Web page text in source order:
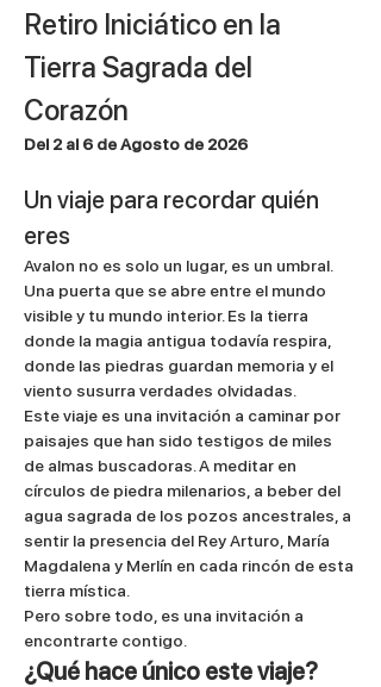
Retiro Iniciático en la
Tierra Sagrada del
Corazón
Del 2 al 6 de Agosto de 2026
Un viaje para recordar quién
eres
Avalon no es solo un lugar, es un umbral.
Una puerta que se abre entre el mundo
visible y tu mundo interior. Es la tierra
donde la magia antigua todavía respira,
donde las piedras guardan memoria y el
viento susurra verdades olvidadas.
Este viaje es una invitación a caminar por
paisajes que han sido testigos de miles
de almas buscadoras. A meditar en
círculos de piedra milenarios, a beber del
agua sagrada de los pozos ancestrales, a
sentir la presencia del Rey Arturo, María
Magdalena y Merlín en cada rincón de esta
tierra mística.
Pero sobre todo, es una invitación a
encontrarte contigo.
¿Qué hace único este viaje?